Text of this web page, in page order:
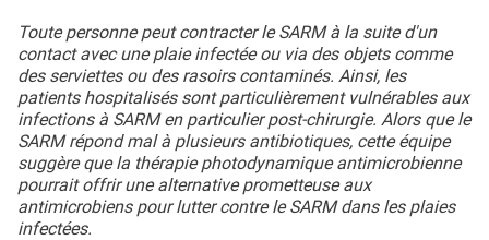
Toute personne peut contracter le SARM à la suite d'un
contact avec une plaie infectée ou via des objets comme
des serviettes ou des rasoirs contaminés. Ainsi, les
patients hospitalisés sont particulièrement vulnérables aux
infections à SARM en particulier post-chirurgie. Alors que le
SARM répond mal à plusieurs antibiotiques, cette équipe
suggère que la thérapie photodynamique antimicrobienne
pourrait offrir une alternative prometteuse aux
antimicrobiens pour lutter contre le SARM dans les plaies
infectées.